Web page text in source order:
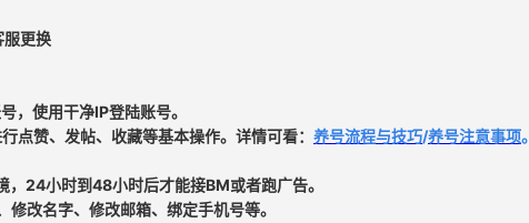
服更换
，使用干净IP登陆账号。
点赞、发帖、收藏等基本操作。详情可看： 养号流程与技巧/养号注意事项。
24小时到48小时后才能接BM或者跑广告。
改名字、修改邮箱、绑定手机号等。